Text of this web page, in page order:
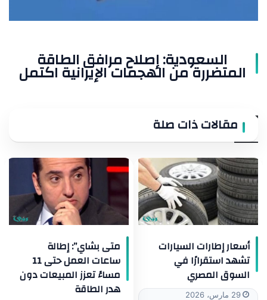
اكتمل
السعودية: إصلاح مرافق الطاقة
المتضررة من الهجمات الإيرانية اكتمل
مقالات ذات صلة
أسعار إطارات السيارات
تشهد استقرارًا في
السوق المصري
29 مارس، 2026
متى بشاي”: إطالة
ساعات العمل حتى 11
مساءً تعزز المبيعات دون
هدر الطاقة